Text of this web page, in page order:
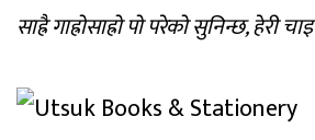
साह्रै गाह्रोसाह्रो पो परेको सुनिन्छ, हेरी